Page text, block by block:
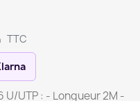
TTC
U/UTP : - Longueur 2M -